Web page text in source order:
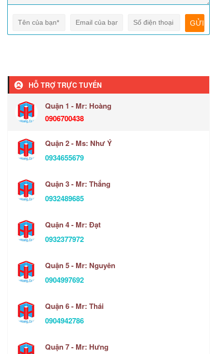
HỖ TRỢ TRỰC TUYẾN
Quận 1 - Mr: Hoàng
0906700438
Quận 2 - Ms: Như Ý
0934655679
Quận 3 - Mr: Thắng
0932489685
Quận 4 - Mr: Đạt
0932377972
Quận 5 - Mr: Nguyên
0904997692
Quận 6 - Mr: Thái
0904942786
Quận 7 - Mr: Hưng